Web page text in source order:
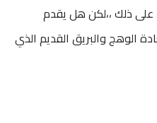
على ذلك ،،لكن هل يقدم
الوهج والبريق القديم الذي